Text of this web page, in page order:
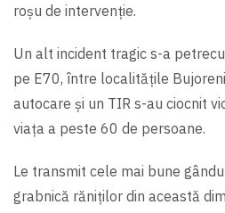
roșu de intervenție.
Un alt incident tragic s-a
pe E70, între localitățile
autocare și un TIR s-au ciocnit
viața a peste 60 de persoane.
Le transmit cele mai bune
grabnică răniților din această